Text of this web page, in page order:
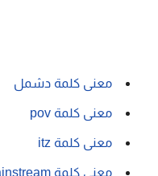
معنى كلمة دشمل
معنى كلمة pov
معنى كلمة itz
معنى كلمة mainstream